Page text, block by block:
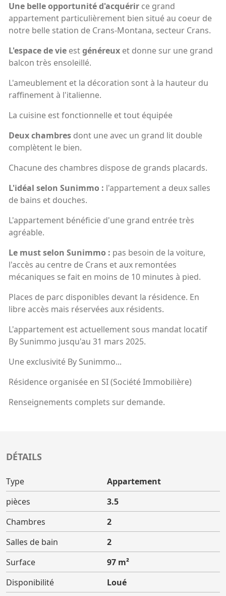
Une belle opportunité d'acquérir ce grand
appartement particulièrement bien situé au coeur de
notre belle station de Crans-Montana, secteur Crans.
L'espace de vie estgénéreux et donne sur une grand
balcon très ensoleillé.
L'ameublement et la décoration sont à la hauteur du
raffinement à l'italienne.
La cuisine est fonctionnelle et tout équipée
Deux chambres dont une avec un grand lit double
complètent le bien.
Chacune des chambres dispose de grands placards.
L'idéal selon Sunimmo : l'appartement a deux salles
de bains et douches.
L'appartement bénéficie d'une grand entrée très
agréable.
Le must selon Sunimmo : pas besoin de la voiture,
l'accès au centre de Crans et aux remontées
mécaniques se fait en moins de 10 minutes à pied.
Places de parc disponibles devant la résidence. En
libre accès mais réservées aux résidents.
L'appartement est actuellement sous mandat locatif
By Sunimmo jusqu'au 31 mars 2025.
Une exclusivité By Sunimmo...
Résidence organisée en SI (Société Immobilière)
Renseignements complets sur demande.
DÉTAILS
Type
Appartement
pièces
3.5
Chambres
2
Salles de bain
2
Surface
97 m²
Disponibilité
Loué